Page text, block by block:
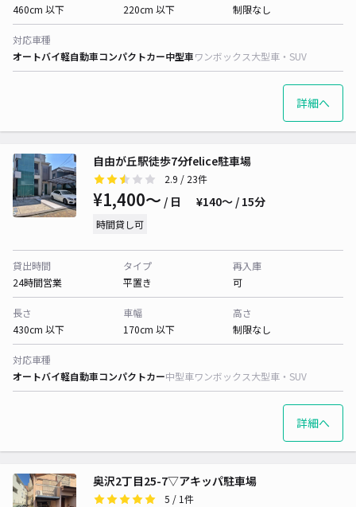
460cm 以下
220cm 以下
制限なし
対応車種
オートバイ軽自動車コンパクトカー中型車ワンボックス大型車・SUV
詳細へ
自由が丘駅徒歩7分felice駐車場
2.9 / 23件
¥1,400〜 / 日 ¥140〜 / 15分
時間貸し可
貸出時間
24時間営業
タイプ
平置き
再入庫
可
長さ
430cm 以下
車幅
170cm 以下
高さ
制限なし
対応車種
オートバイ軽自動車コンパクトカー中型車ワンボックス大型車・SUV
詳細へ
奥沢2丁目25-7▽アキッパ駐車場
5 / 1件